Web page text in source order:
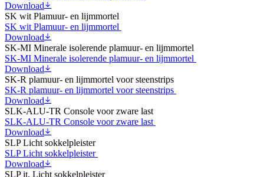
Download
SK wit Plamuur- en lijmmortel
SK wit Plamuur- en lijmmortel
Download
SK-MI Minerale isolerende plamuur- en lijmmortel
SK-MI Minerale isolerende plamuur- en lijmmortel
Download
SK-R plamuur- en lijmmortel voor steenstrips
SK-R plamuur- en lijmmortel voor steenstrips
Download
SLK-ALU-TR Console voor zware last
SLK-ALU-TR Console voor zware last
Download
SLP Licht sokkelpleister
SLP Licht sokkelpleister
Download
SLP it. Licht sokkelpleister